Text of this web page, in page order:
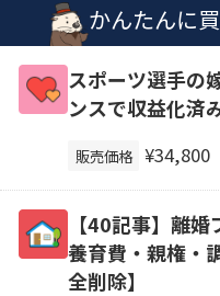
かんたんに
スポーツ選手の
ンスで収益化済
販売価格 ¥34,800
【40記事】離
養育費・親権・
全削除】